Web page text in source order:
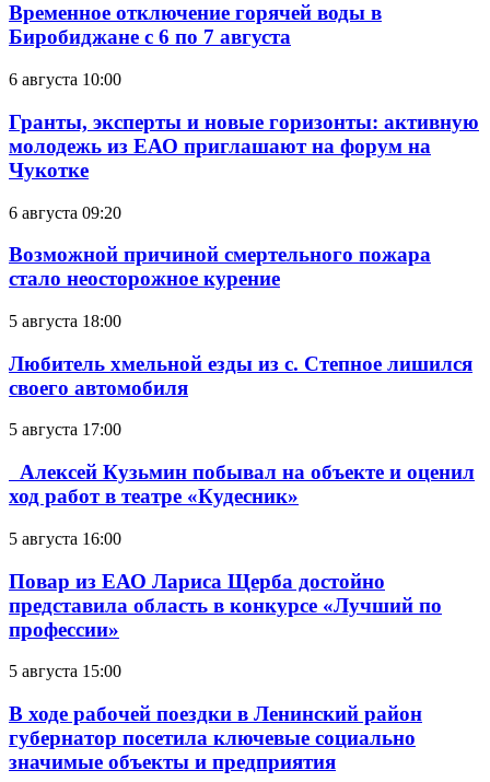
Временное отключение горячей воды в
Биробиджане с 6 по 7 августа
6 августа 10:00
Гранты, эксперты и новые горизонты: активную
молодежь из ЕАО приглашают на форум на
Чукотке
6 августа 09:20
Возможной причиной смертельного пожара
стало неосторожное курение
5 августа 18:00
Любитель хмельной езды из с. Степное лишился
своего автомобиля
5 августа 17:00
Алексей Кузьмин побывал на объекте и оценил
ход работ в театре «Кудесник»
5 августа 16:00
Повар из ЕАО Лариса Щерба достойно
представила область в конкурсе «Лучший по
профессии»
5 августа 15:00
В ходе рабочей поездки в Ленинский район
губернатор посетила ключевые социально
значимые объекты и предприятия